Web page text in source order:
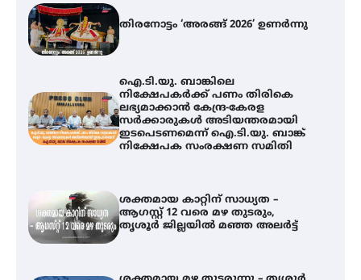
തിരനോട്ടം ‘അരങ്ങ് 2026’ ഉണർന്നു
ഐ.ടി.യു. ബാങ്കിലെ
നിക്ഷേപകർക്ക് പണം തിരികെ
ലഭ്യമാക്കാൻ കേന്ദ്ര-കേരള
സർക്കാരുകൾ അടിയന്തരമായി
ഇടപെടണമെന്ന് ഐ.ടി.യു. ബാങ്ക്
നിക്ഷേപക സംരക്ഷണ സമിതി
ശക്തമായ കാറ്റിന് സാധ്യത –
ആഗസ്റ്റ് 12 വരെ മഴ തുടരും,
തൃശൂർ ജില്ലയിൽ മഞ്ഞ അലർട്ട്